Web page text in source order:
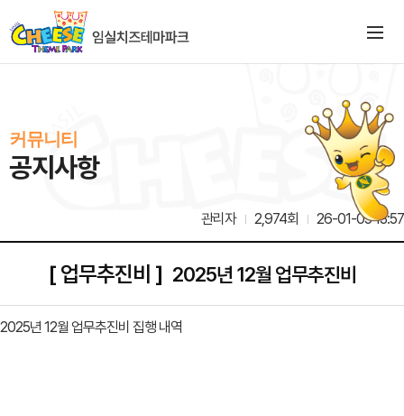
커뮤니티
공지사항
관리자 2,974회 26-01-05 13:57
[ 업무추진비 ] 2025년 12월 업무추진비
2025년 12월 업무추진비 집행 내역